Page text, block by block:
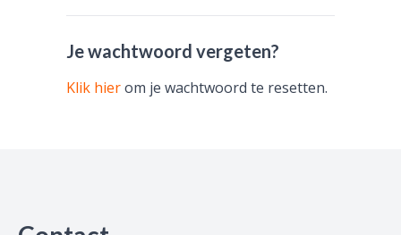
Je wachtwoord vergeten?
Klik hierom je wachtwoord te resetten.